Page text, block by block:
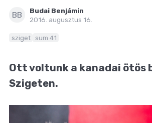
PREMIEREK
BLOG
BB
Budai Benjámin
2016. augusztus 16.
sziget sum 41
Ott voltunk a kanadai ötös
Szigeten.